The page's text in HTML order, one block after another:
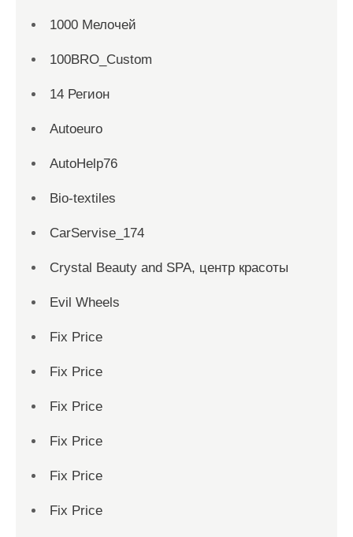
1000 Мелочей
100BRO_Custom
14 Регион
Autoeuro
AutoHelp76
Bio-textiles
CarServise_174
Crystal Beauty and SPA, центр красоты
Evil Wheels
Fix Price
Fix Price
Fix Price
Fix Price
Fix Price
Fix Price